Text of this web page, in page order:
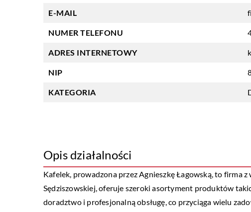
E-MAIL
NUMER TELEFONU
ADRES INTERNETOWY
NIP
KATEGORIA
Opis działalności
Kafelek, prowadzona przez Agnieszkę Łagowską, to firma
Sędziszowskiej, oferuje szeroki asortyment produktów
doradztwo i profesjonalną obsługę, co przyciąga wielu